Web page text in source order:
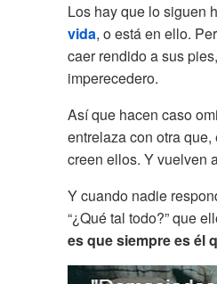
Los hay que lo siguen
vida, o está en ello.
caer rendido a sus
imperecedero.
Así que hacen caso
entrelaza con otra
creen ellos. Y vuelven
Y cuando nadie
“¿Qué tal todo?” que
es que siempre es él